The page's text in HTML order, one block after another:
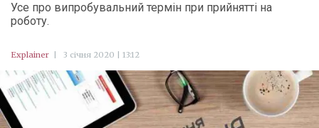
Усе про випробувальний термін при прийнятті на
роботу.
Explainer 3 січня 2020 | 13:12